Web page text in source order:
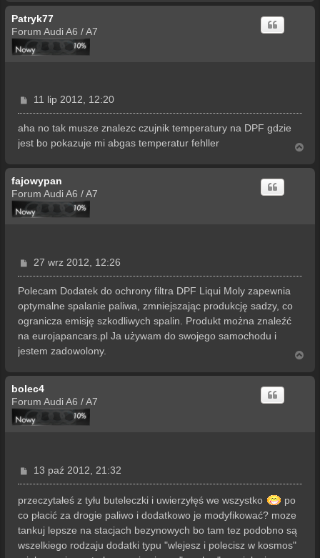
g
Patryk77
Forum Audi A6 / A7
P
o
s
t
11 lip 2012, 12:20
aha no tak musze znalezc czujnik temperatury na DPF gdzie
jest bo pokazuje mi abgas temperatur fehller
g
fajowypan
Forum Audi A6 / A7
P
o
s
27 wrz 2012, 12:26
Polecam Dodatek do ochrony filtra DPF Liqui Moly zapewnia
optymalne spalanie paliwa, zmniejszając produkcję sadzy, co
ogranicza emisję szkodliwych spalin. Produkt można znaleźć
na eurojapancars.pl Ja używam do swojego samochodu i
jestem zadowolony.
g
bolec4
Forum Audi A6 / A7
P
o
13 paź 2012, 21:32
przeczytałeś z tyłu buteleczki i uwierzyłęś we wszystko
po
co płacić za drogie paliwo i dodatkowo je modyfikować? moze
tankuj lepsze na stacjach bezynowych bo tam tez podobno są
wszelkiego rodzaju dodatki typu "wlejesz i polecisz w kosmos"